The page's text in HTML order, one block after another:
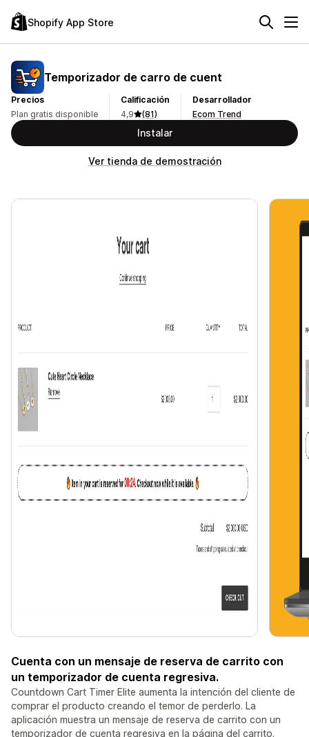
Shopify App Store
Temporizador de carro de cuent
Precios
Plan gratis disponible
Calificación
4,9
(81)
Desarrollador
Ecom Trend
Instalar
Ver tienda de demostración
Cuenta con un mensaje de reserva de carrito con
un temporizador de cuenta regresiva.
Countdown Cart Timer Elite aumenta la intención del cliente de
comprar el producto creando el temor de perderlo. La
aplicación muestra un mensaje de reserva de carrito con un
temporizador de cuenta regresiva en la página del carrito.